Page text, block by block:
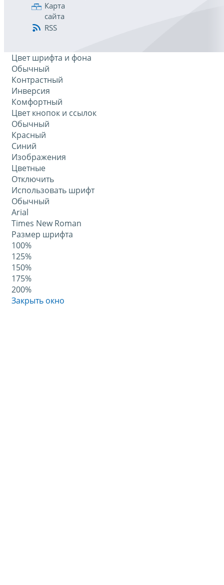
Карта
сайта
RSS
Цвет шрифта и фона
Обычный
Контрастный
Инверсия
Комфортный
Цвет кнопок и ссылок
Обычный
Красный
Синий
Изображения
Цветные
Отключить
Использовать шрифт
Обычный
Arial
Times New Roman
Размер шрифта
100%
125%
150%
175%
200%
Закрыть окно